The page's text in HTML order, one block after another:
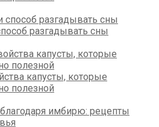
разгадывать сны
капусты, которые
полезной